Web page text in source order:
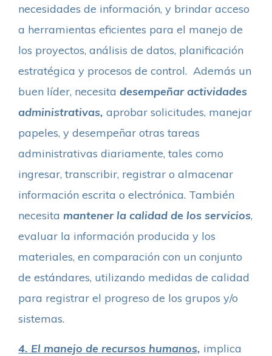
necesidades de información, y brindar acceso
a herramientas eficientes para el manejo de
los proyectos, análisis de datos, planificación
estratégica y procesos de control. Además un
buen líder, necesita desempeñar actividades
administrativas, aprobar solicitudes, manejar
papeles, y desempeñar otras tareas
administrativas diariamente, tales como
ingresar, transcribir, registrar o almacenar
información escrita o electrónica. También
necesita mantener la calidad de los servicios,
evaluar la información producida y los
materiales, en comparación con un conjunto
de estándares, utilizando medidas de calidad
para registrar el progreso de los grupos y/o
sistemas.
4. El manejo de recursos humanos, implica